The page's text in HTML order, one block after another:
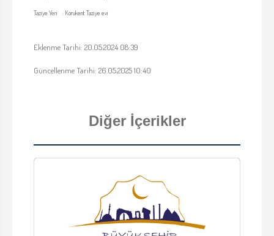
Taziye Yeri : Korukent Taziye evi
Eklenme Tarihi: 20.05.2024 08:39
Güncellenme Tarihi: 26.05.2025 10:40
Diğer İçerikler